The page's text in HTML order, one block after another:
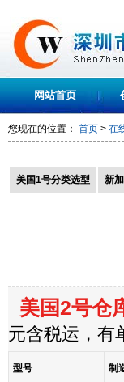
网站首页
您现在的位置： 首页 > 在
美国1号分类选型 新
美国2号仓
元含税运，有
型号 制